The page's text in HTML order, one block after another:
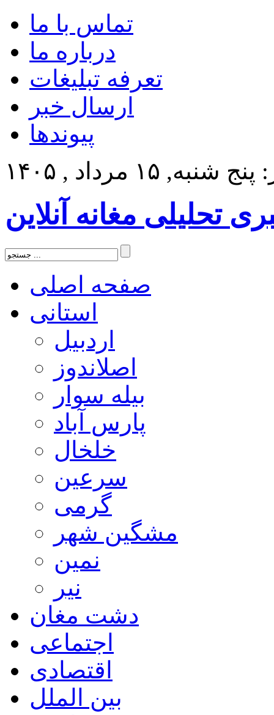
تماس با ما
درباره ما
تعرفه تبلیغات
ارسال خبر
پیوندها
۱۵ مرداد , ۱۴۰۵
تحلیلی مغانه آنلاین
صفحه اصلی
استانی
اردبیل
اصلاندوز
بیله سوار
پارس آباد
خلخال
سرعین
گرمی
مشگین شهر
نمین
نیر
دشت مغان
اجتماعی
اقتصادی
بین الملل